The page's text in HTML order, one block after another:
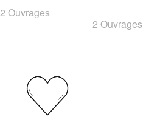
2 Ouvrages
2 Ouvrages